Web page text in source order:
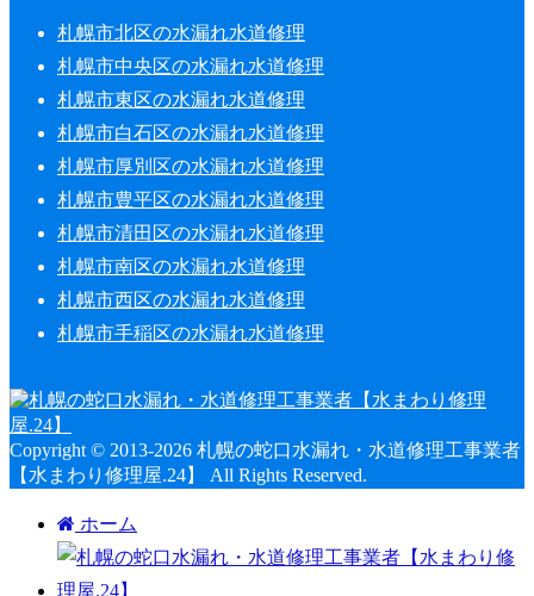
札幌市北区の水漏れ水道修理
札幌市中央区の水漏れ水道修理
札幌市東区の水漏れ水道修理
札幌市白石区の水漏れ水道修理
札幌市厚別区の水漏れ水道修理
札幌市豊平区の水漏れ水道修理
札幌市清田区の水漏れ水道修理
札幌市南区の水漏れ水道修理
札幌市西区の水漏れ水道修理
札幌市手稲区の水漏れ水道修理
Copyright © 2013-2026 札幌の蛇口水漏れ・水道修理工事業者
【水まわり修理屋.24】 All Rights Reserved.
ホーム